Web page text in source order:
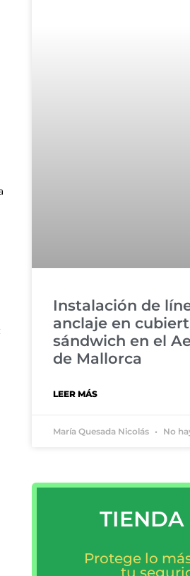
Instalación de
anclaje en
sándwich en el
de Mallorca
LEER MÁS
María Quesada Nicolás No
TIENDA
Protege lo